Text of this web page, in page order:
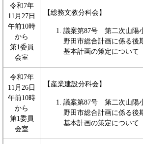
令和7年
11月27日
午前10時
から
第1委員
会室
【総務文教分科会】
議案第87号 第二次山陽
野田市総合計画に係る後
基本計画の策定について
令和7年
11月26日
午前10時
から
第1委員
会室
【産業建設分科会】
議案第87号 第二次山陽
野田市総合計画に係る後
基本計画の策定について